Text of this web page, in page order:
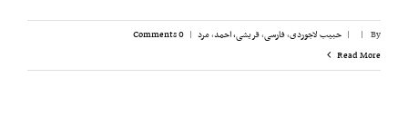
By
|
| حبیب لاجوردی,فارسی,قریشی، احمد,مرد |
0 Comments
Read More